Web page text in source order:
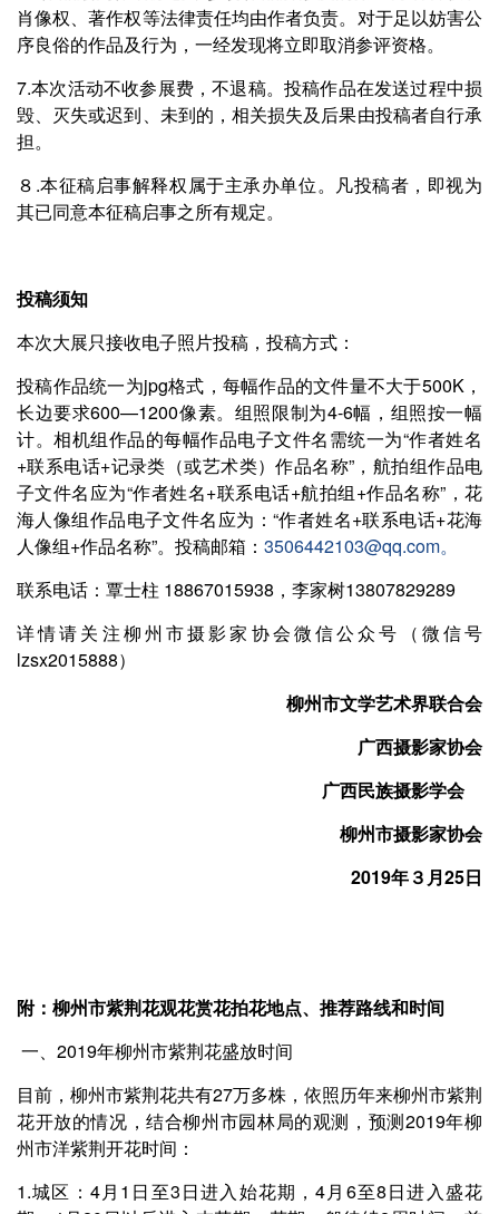
肖像权、著作权等法律责任均由作者负责。对于足以妨害公
序良俗的作品及行为，一经发现将立即取消参评资格。
7.本次活动不收参展费，不退稿。投稿作品在发送过程中损
毁、灭失或迟到、未到的，相关损失及后果由投稿者自行承
担。
８.本征稿启事解释权属于主承办单位。凡投稿者，即视为
其已同意本征稿启事之所有规定。
投稿须知
本次大展只接收电子照片投稿，投稿方式：
投稿作品统一为jpg格式，每幅作品的文件量不大于500K，
长边要求600—1200像素。组照限制为4-6幅，组照按一幅
计。相机组作品的每幅作品电子文件名需统一为“作者姓名
+联系电话+记录类（或艺术类）作品名称”，航拍组作品电
子文件名应为“作者姓名+联系电话+航拍组+作品名称”，花
海人像组作品电子文件名应为：“作者姓名+联系电话+花海
人像组+作品名称”。投稿邮箱： 3506442103@qq.com。
联系电话：覃士柱 18867015938，李家树13807829289
详情请关注柳州市摄影家协会微信公众号（微信号
lzsx2015888）
柳州市文学艺术界联合会
广西摄影家协会
广西民族摄影学会
柳州市摄影家协会
2019年３月25日
附：柳州市紫荆花观花赏花拍花地点、推荐路线和时间
一、2019年柳州市紫荆花盛放时间
目前，柳州市紫荆花共有27万多株，依照历年来柳州市紫荆
花开放的情况，结合柳州市园林局的观测，预测2019年柳
州市洋紫荆开花时间：
1.城区：4月1日至3日进入始花期，4月6至8日进入盛花